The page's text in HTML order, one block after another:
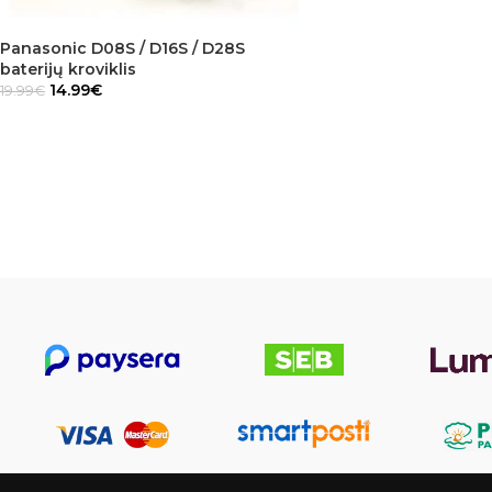
Panasonic D08S / D16S / D28S
baterijų kroviklis
19.99€ 14.99€